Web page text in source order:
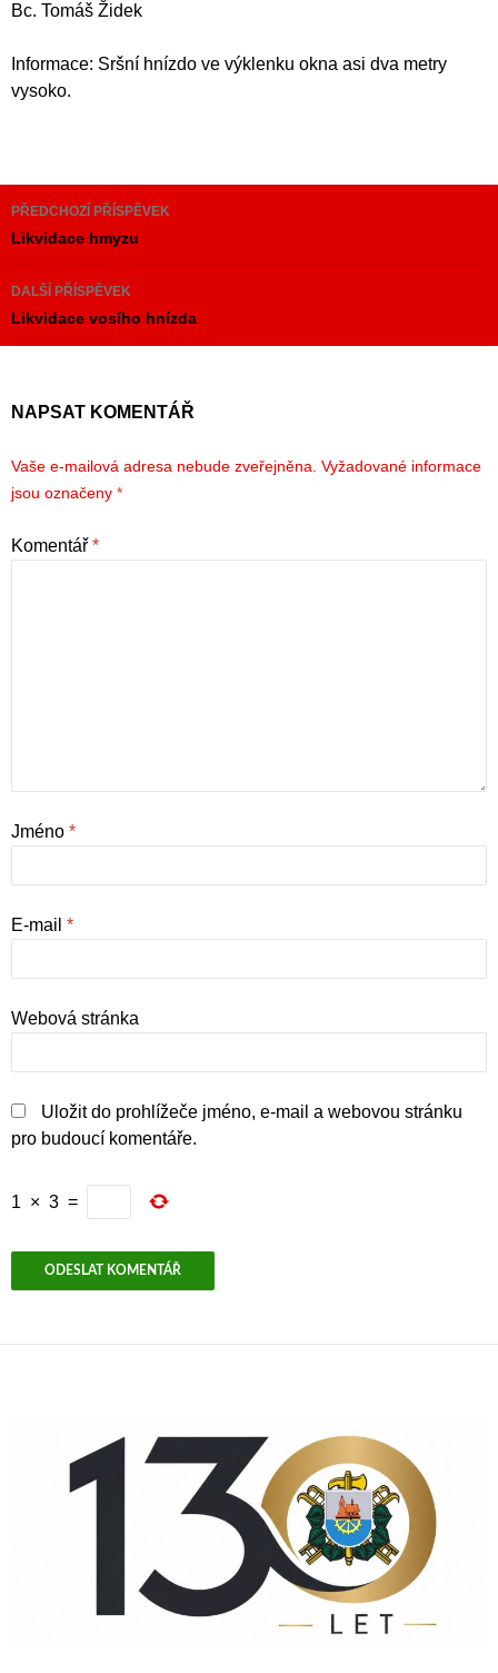
Bc. Tomáš Židek
Informace: Sršní hnízdo ve výklenku okna asi dva metry
vysoko.
Navigace
pro
příspěvky
PŘEDCHOZÍ PŘÍSPĚVEK
Likvidace hmyzu
DALŠÍ PŘÍSPĚVEK
Likvidace vosího hnízda
NAPSAT KOMENTÁŘ
Vaše e-mailová adresa nebude zveřejněna. Vyžadované informace
jsou označeny *
Komentář *
Jméno *
E-mail *
Webová stránka
Uložit do prohlížeče jméno, e-mail a webovou stránku
pro budoucí komentáře.
1 × 3 =